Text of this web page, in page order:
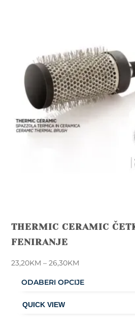
THERMIC CERAMIC
FENIRANJE
23,20KM – 26,30KM
ODABERI OPCIJE
product